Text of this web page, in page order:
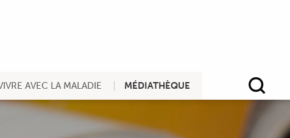
AVEC LA MALADIE MÉDIATHÈQUE